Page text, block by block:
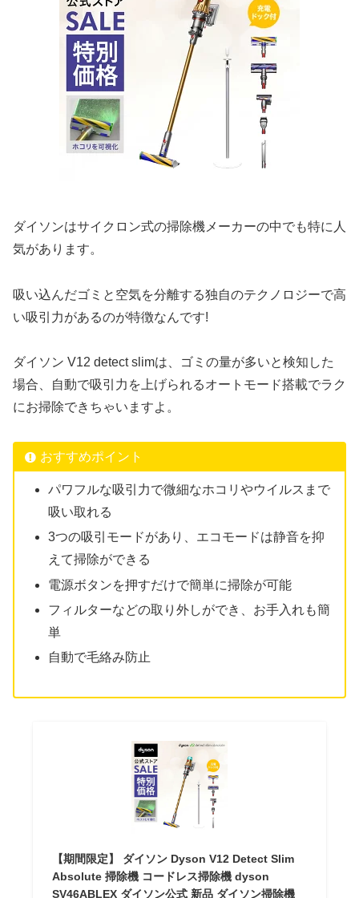
ダイソンはサイクロン式の掃除機メーカーの中でも特に人
気があります。
吸い込んだゴミと空気を分離する独自のテクノロジーで高
い吸引力があるのが特徴なんです!
ダイソン V12 detect slimは、ゴミの量が多いと検知した
場合、自動で吸引力を上げられるオートモード搭載でラク
にお掃除できちゃいますよ。
おすすめポイント
パワフルな吸引力で微細なホコリやウイルスまで
吸い取れる
3つの吸引モードがあり、エコモードは静音を抑
えて掃除ができる
電源ボタンを押すだけで簡単に掃除が可能
フィルターなどの取り外しができ、お手入れも簡
単
自動で毛絡み防止
【期間限定】 ダイソン Dyson V12 Detect Slim
Absolute 掃除機 コードレス掃除機 dyson
SV46ABLEX ダイソン公式 新品 ダイソン掃除機